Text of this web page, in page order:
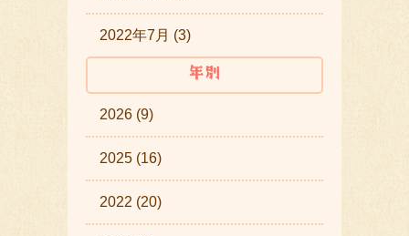
2022年7月 (3)
2026 (9)
2025 (16)
2022 (20)